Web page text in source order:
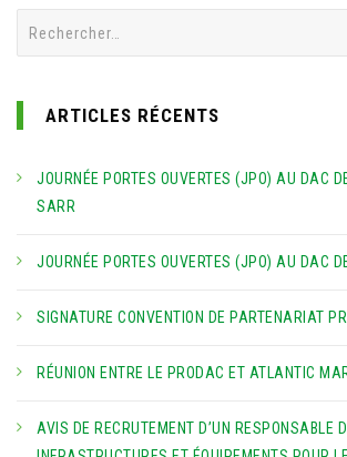
ARTICLES RÉCENTS
JOURNÉE PORTES OUVERTES (JPO) AU DAC
SARR
JOURNÉE PORTES OUVERTES (JPO) AU DAC
SIGNATURE CONVENTION DE PARTENARIAT
RÉUNION ENTRE LE PRODAC ET ATLANTIC
AVIS DE RECRUTEMENT D’UN RESPONSABLE